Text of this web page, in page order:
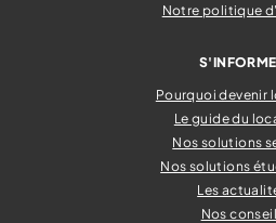
Notre politique
Pourquoi devenir
Le guide du
Nos solutions
Nos solutions
Les
Nos